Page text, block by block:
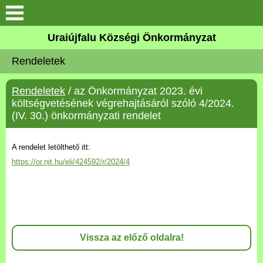
Köszöntő
Elérhetőségek
Uraiújfalu
Önkormányzat
Közös Önkormányzati
Hivatal
Versenyképes Járások
Program
Uraiújfalu Községi Önkormányzat
Rendeletek
Rendeletek / az Önkormányzat 2023. évi
költségvetésének végrehajtásáról szóló 4/2024.
(IV. 30.) önkormányzati rendelet
A rendelet letölthető itt:
https://or.njt.hu/eli/424592/r/2024/4
Vissza az előző oldalra!